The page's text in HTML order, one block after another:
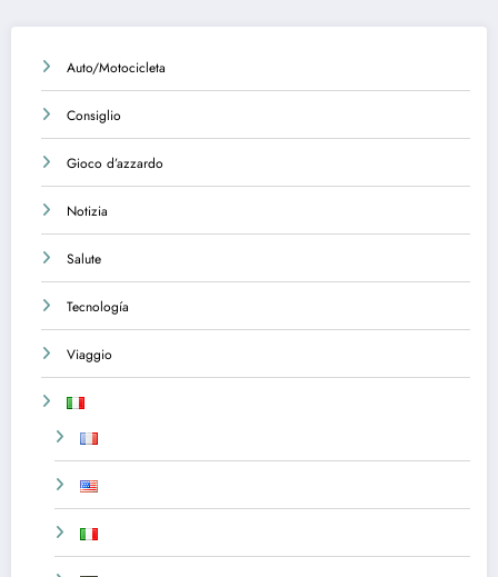
Auto/Motocicleta
Consiglio
Gioco d’azzardo
Notizia
Salute
Tecnología
Viaggio